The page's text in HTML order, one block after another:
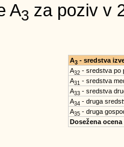
A3 za poziv v
A3- sredstva
A32- sredstva po
A31 - sredstva
A33- sredstva
A34 - druga
A35- druga
Dosežena ocena